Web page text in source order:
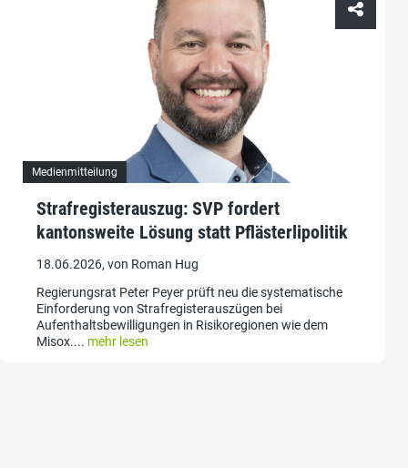
Medienmitteilung
Strafregisterauszug: SVP fordert
kantonsweite Lösung statt Pflästerlipolitik
18.06.2026, von Roman Hug
Regierungsrat Peter Peyer prüft neu die systematische
Einforderung von Strafregisterauszügen bei
Aufenthaltsbewilligungen in Risikoregionen wie dem
Misox.... mehr lesen